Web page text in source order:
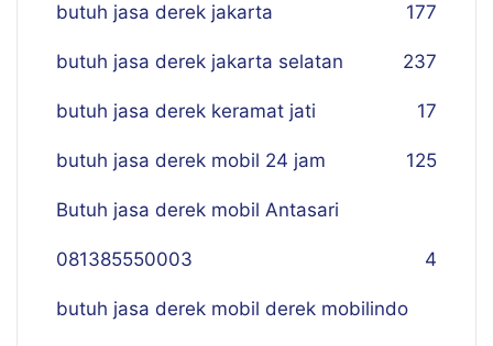
butuh jasa derek jakarta 177
butuh jasa derek jakarta selatan 237
butuh jasa derek keramat jati 17
butuh jasa derek mobil 24 jam 125
Butuh jasa derek mobil Antasari
081385550003 4
butuh jasa derek mobil derek mobilindo